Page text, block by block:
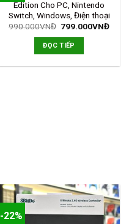
Edition Cho PC, Nintendo
Switch, Windows, Điện thoại
990.000VNĐ 799.000VNĐ
ĐỌC TIẾP
-22%